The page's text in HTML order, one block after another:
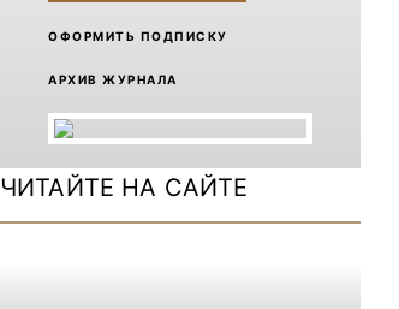
ОФОРМИТЬ ПОДПИСКУ
АРХИВ ЖУРНАЛА
ЧИТАЙТЕ НА САЙТЕ